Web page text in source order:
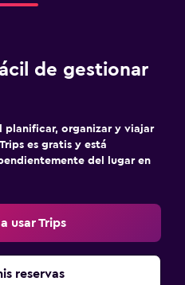
de gestionar
planificar, organizar y viajar
es gratis y está
del lugar en
usar Trips
reservas